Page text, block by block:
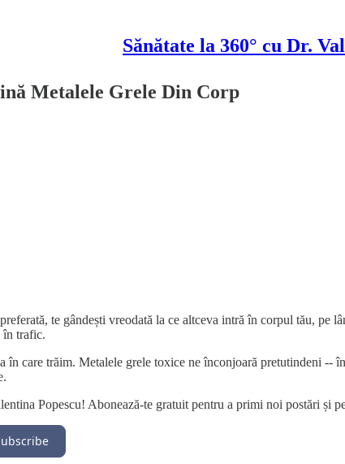
Sănătate la 360° cu Dr.
Metalele Grele Din Corp
te gândești vreodată la ce altceva intră în corpul tău,
în trafic.
în care trăim. Metalele grele toxice ne înconjoară pretutindeni
Popescu! Abonează-te gratuit pentru a primi noi postări și